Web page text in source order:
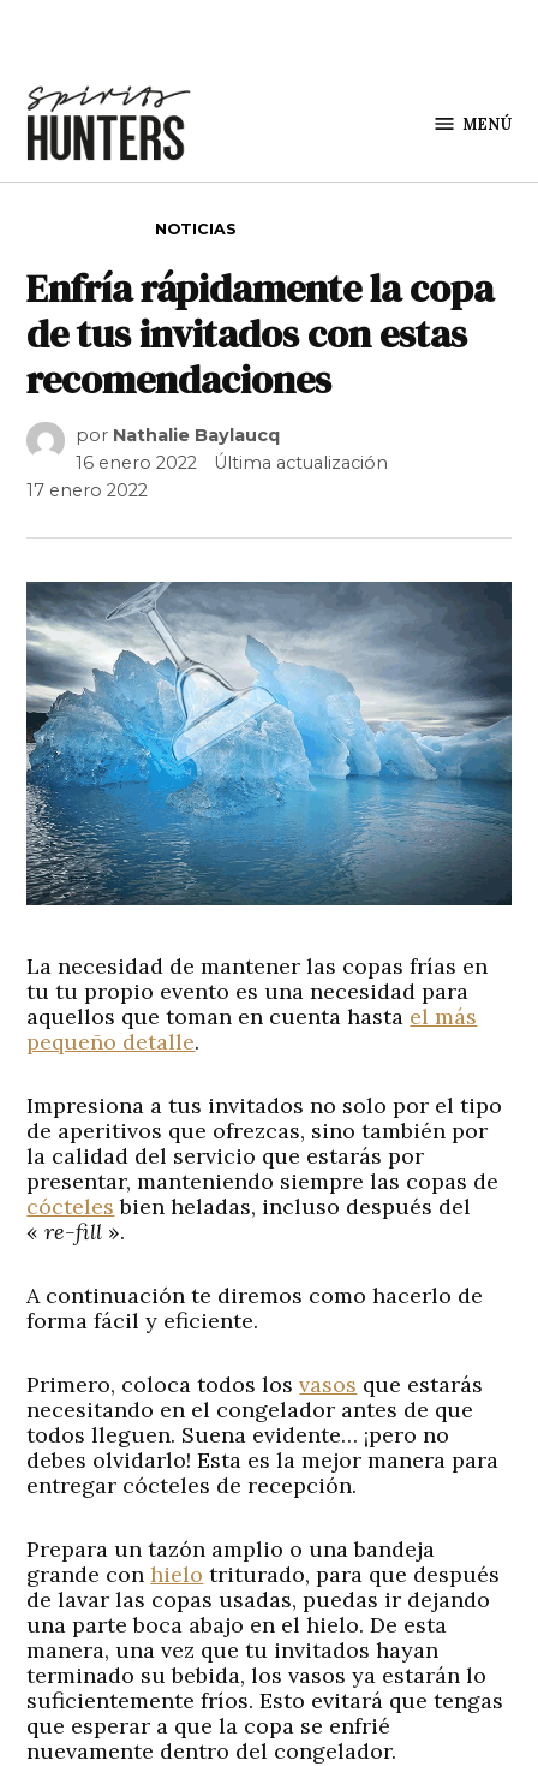
MENÚ
NOTICIAS
Enfría rápidamente la copa
de tus invitados con estas
recomendaciones
por Nathalie Baylaucq
16 enero 2022
Última actualización
17 enero 2022
La necesidad de mantener las copas frías en
tu tu propio evento es una necesidad para
aquellos que toman en cuenta hasta el más
pequeño detalle.
Impresiona a tus invitados no solo por el tipo
de aperitivos que ofrezcas, sino también por
la calidad del servicio que estarás por
presentar, manteniendo siempre las copas de
cócteles bien heladas, incluso después del
« re-fill ».
A continuación te diremos como hacerlo de
forma fácil y eficiente.
Primero, coloca todos losvasos que estarás
necesitando en el congelador antes de que
todos lleguen. Suena evidente… ¡pero no
debes olvidarlo! Esta es la mejor manera para
entregar cócteles de recepción.
Prepara un tazón amplio o una bandeja
grande conhielo triturado, para que después
de lavar las copas usadas, puedas ir dejando
una parte boca abajo en el hielo. De esta
manera, una vez que tu invitados hayan
terminado su bebida, los vasos ya estarán lo
suficientemente fríos. Esto evitará que tengas
que esperar a que la copa se enfrié
nuevamente dentro del congelador.